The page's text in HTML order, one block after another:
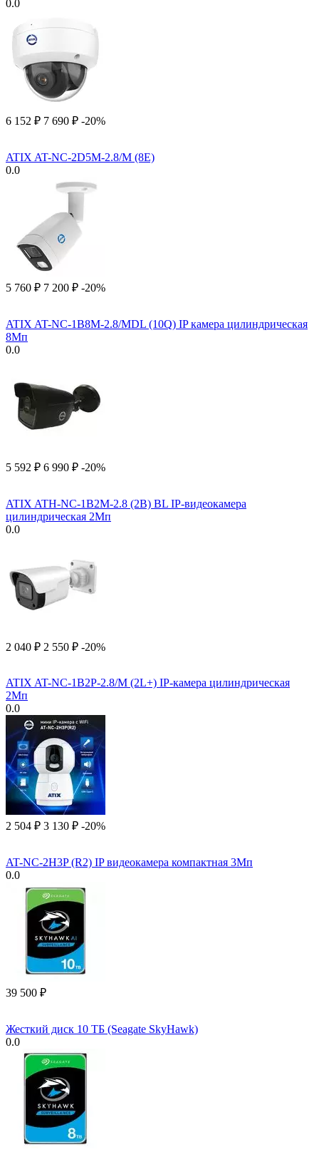
0.0
6 152 ₽ 7 690 ₽ -20%
ATIX AT-NC-2D5M-2.8/M (8E)
0.0
5 760 ₽ 7 200 ₽ -20%
ATIX AT-NC-1B8M-2.8/MDL (10Q) IP камера цилиндрическая
8Мп
0.0
5 592 ₽ 6 990 ₽ -20%
ATIX ATH-NC-1B2M-2.8 (2B) BL IP-видеокамера
цилиндрическая 2Мп
0.0
2 040 ₽ 2 550 ₽ -20%
ATIX AT-NC-1B2P-2.8/M (2L+) IP-камера цилиндрическая
2Мп
0.0
2 504 ₽ 3 130 ₽ -20%
AT-NC-2H3P (R2) IP видеокамера компактная 3Мп
0.0
39 500 ₽
Жесткий диск 10 ТБ (Seagate SkyHawk)
0.0